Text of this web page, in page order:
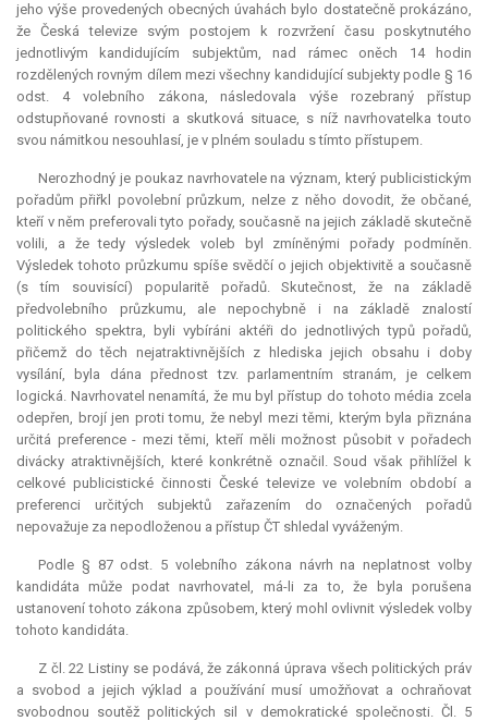
jeho výše provedených obecných úvahách bylo dostatečně prokázáno,
že Česká televize svým postojem k rozvržení času poskytnutého
jednotlivým kandidujícím subjektům, nad rámec oněch 14 hodin
rozdělených rovným dílem mezi všechny kandidující subjekty podle § 16
odst. 4 volebního zákona, následovala výše rozebraný přístup
odstupňované rovnosti a skutková situace, s níž navrhovatelka touto
svou námitkou nesouhlasí, je v plném souladu s tímto přístupem.
Nerozhodný je poukaz navrhovatele na význam, který publicistickým
pořadům přiřkl povolební průzkum, nelze z něho dovodit, že občané,
kteří v něm preferovali tyto pořady, současně na jejich základě skutečně
volili, a že tedy výsledek voleb byl zmíněnými pořady podmíněn.
Výsledek tohoto průzkumu spíše svědčí o jejich objektivitě a současně
(s tím souvisící) popularitě pořadů. Skutečnost, že na základě
předvolebního průzkumu, ale nepochybně i na základě znalostí
politického spektra, byli vybíráni aktéři do jednotlivých typů pořadů,
přičemž do těch nejatraktivnějších z hlediska jejich obsahu i doby
vysílání, byla dána přednost tzv. parlamentním stranám, je celkem
logická. Navrhovatel nenamítá, že mu byl přístup do tohoto média zcela
odepřen, brojí jen proti tomu, že nebyl mezi těmi, kterým byla přiznána
určitá preference - mezi těmi, kteří měli možnost působit v pořadech
divácky atraktivnějších, které konkrétně označil. Soud však přihlížel k
celkové publicistické činnosti České televize ve volebním období a
preferenci určitých subjektů zařazením do označených pořadů
nepovažuje za nepodloženou a přístup ČT shledal vyváženým.
Podle § 87 odst. 5 volebního zákona návrh na neplatnost volby
kandidáta může podat navrhovatel, má-li za to, že byla porušena
ustanovení tohoto zákona způsobem, který mohl ovlivnit výsledek volby
tohoto kandidáta.
Z čl. 22 Listiny se podává, že zákonná úprava všech politických práv
a svobod a jejich výklad a používání musí umožňovat a ochraňovat
svobodnou soutěž politických sil v demokratické společnosti. Čl. 5